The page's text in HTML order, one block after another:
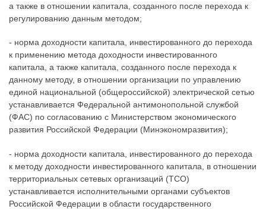
а также в отношении капитала, созданного после перехода к
регулированию данным методом;
- норма доходности капитала, инвестированного до перехода
к применению метода доходности инвестированного
капитала, а также капитала, созданного после перехода к
данному методу, в отношении организации по управлению
единой национальной (общероссийской) электрической сетью
устанавливается Федеральной антимонопольной службой
(ФАС) по согласованию с Министерством экономического
развития Российской Федерации (Минэкономразвития);
- норма доходности капитала, инвестированного до перехода
к методу доходности инвестированного капитала, в отношении
территориальных сетевых организаций (ТСО)
устанавливается исполнительными органами субъектов
Российской Федерации в области государственного